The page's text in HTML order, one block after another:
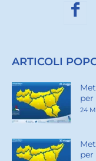
ARTICOLI
per
24
per